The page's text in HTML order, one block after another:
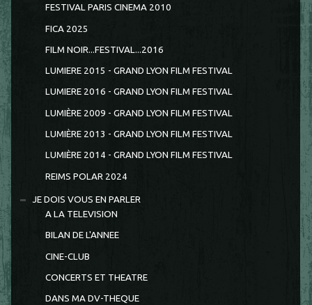
FESTIVAL PARIS CINEMA 2010
FICA 2025
FILM NOIR...FESTIVAL...2016
LUMIERE 2015 - GRAND LYON FILM FESTIVAL
LUMIERE 2016 - GRAND LYON FILM FESTIVAL
LUMIÈRE 2009 - GRAND LYON FILM FESTIVAL
LUMIÈRE 2013 - GRAND LYON FILM FESTIVAL
LUMIÈRE 2014 - GRAND LYON FILM FESTIVAL
REIMS POLAR 2024
JE DOIS VOUS EN PARLER
A LA TELEVISION
BILAN DE L'ANNEE
CINE-CLUB
CONCERTS ET THEATRE
DANS MA DV-THEQUE